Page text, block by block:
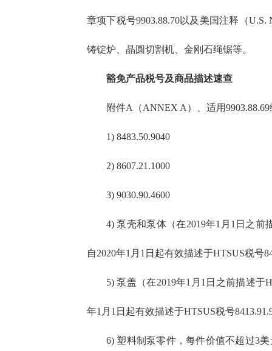
章项下税号9903.88.70以及美国注释（
铸锭炉、晶圆切割机、金刚石绳锯等。
豁免产品税号及商品描述速查
附件A（ANNEX A）、适用
1) 8483.50.9040
2) 8607.21.1000
3) 9030.90.4600
4) 泵壳和泵体（在2019年1月1日之前
自2020年1月1日起有效描述于HTSUS税号
5) 泵盖（在2019年1月1日之前描述于
年1月1日起有效描述于HTSUS税号
6) 塑料制泵零件，每件价值不超过3美